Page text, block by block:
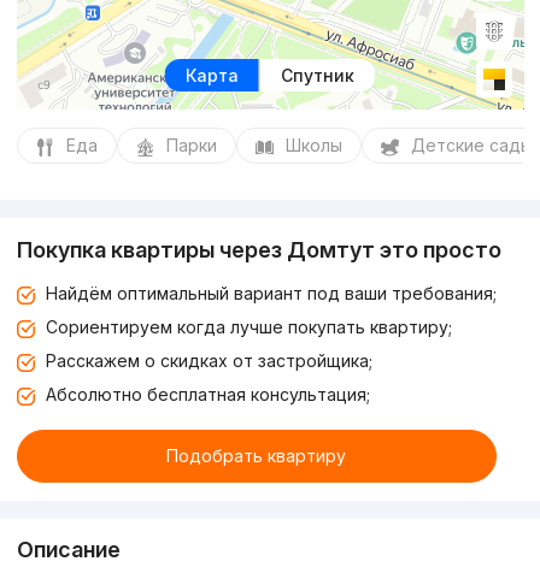
Карта Спутник
Еда Парки Школы Детские сады
Покупка квартиры через Домтут это просто
Найдём оптимальный вариант под ваши требования;
Сориентируем когда лучше покупать квартиру;
Расскажем о скидках от застройщика;
Абсолютно бесплатная консультация;
Подобрать квартиру
Описание